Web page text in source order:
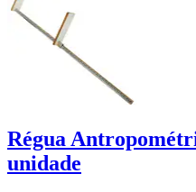
Régua
unidade